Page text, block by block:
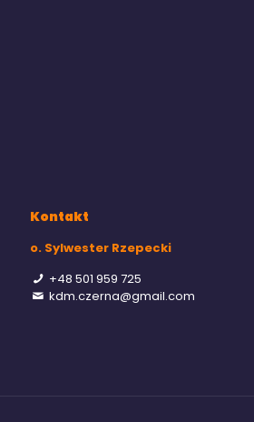
Kontakt
o. Sylwester Rzepecki
+48 501 959 725
kdm.czerna@gmail.com